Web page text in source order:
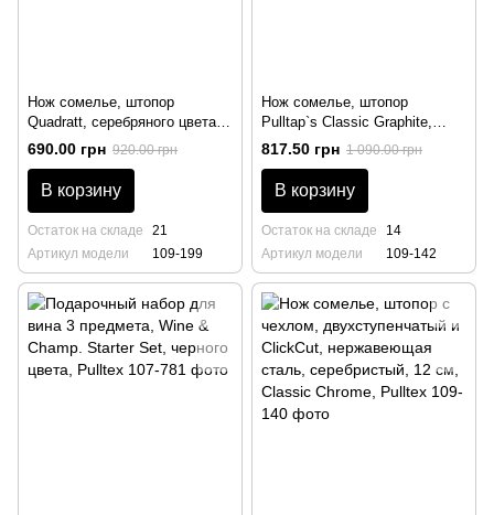
Нож сомелье, штопор
Quadratt, серебряного цвета,
Pulltex
690.00 грн 920.00 грн
В корзину
Остаток на складе
21
Артикул модели
109-199
Нож сомелье, штопор
Pulltap`s Classic Graphite,
графитового цвета, Pulltex
817.50 грн 1 090.00 грн
В корзину
Остаток на складе
14
Артикул модели
109-142